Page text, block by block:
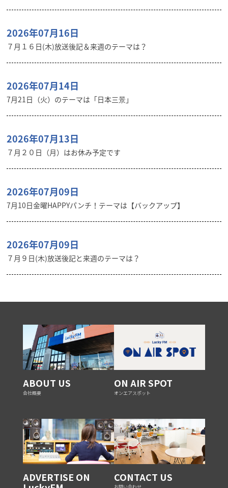
2026年07月16日
７月１６日(木)放送後記＆来週のテーマは？
2026年07月14日
7月21日（火）のテーマは「日本三景」
2026年07月13日
７月２０日（月）はお休み予定です
2026年07月09日
7月10日金曜HAPPYパンチ！テーマは【バックアップ】
2026年07月09日
７月９日(木)放送後記と来週のテーマは？
ABOUT US
会社概要
ON AIR SPOT
オンエアスポット
ADVERTISE ON CONTACT US